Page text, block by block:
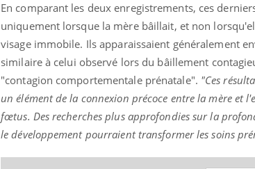
En comparant les deux enregistrements, ces
uniquement lorsque la mère bâillait, et non
visage immobile. Ils apparaissaient généralement
similaire à celui observé lors du bâillement
"contagion comportementale prénatale". "Ces
un élément de la connexion précoce entre la mère et
fœtus. Des recherches plus approfondies sur la
le développement pourraient transformer les soins